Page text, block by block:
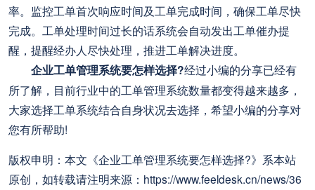
率。监控工单首次响应时间及工单完成时间，确保工单尽快
完成。工单处理时间过长的话系统会自动发出工单催办提
醒，提醒经办人尽快处理，推进工单解决进度。
企业工单管理系统要怎样选择?经过小编的分享已经有
所了解，目前行业中的工单管理系统数量都变得越来越多，
大家选择工单系统结合自身状况去选择，希望小编的分享对
您有所帮助!
版权申明：本文《企业工单管理系统要怎样选择?》系本站
原创，如转载请注明来源：https://www.feeldesk.cn/news/36